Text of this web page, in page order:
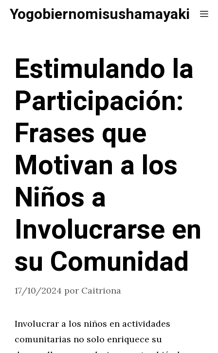
SaltarYogobiernomisushamayaki
Estimulando la
Participación:
Frases que
Motivan a los
Niños a
Involucrarse en
su Comunidad
17/10/2024 por Caitriona
Involucrar a los niños en actividades
comunitarias no solo enriquece su